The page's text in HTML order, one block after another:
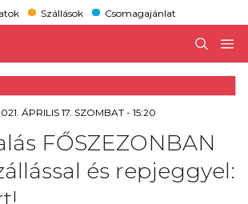
Szállások Csomagajánlat
ÁPRILIS 17. SZOMBAT - 15:20
FŐSZEZONBAN
és repjeggyel: